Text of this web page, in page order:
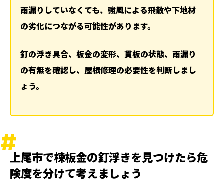
き」「下地状態」「雨漏り」です
1. 釘浮きが一部だけか複数箇所にあるか
3. 貫板が傷んでいないか
4. 雨漏りや室内症状が出ていないか
釘の打ち直しで済むケースと棟板金交換が必要な
釘の打ち直しやビス固定で対応できるケース
棟板金交換が必要になるケース
棟板金の釘浮きを放置すると起こりやすいリスク
雨漏りしていなくても、強風による飛散や下地材
の劣化につながる可能性があります。
釘の浮き具合、板金の変形、貫板の状態、雨漏り
の有無を確認し、屋根修理の必要性を判断しまし
ょう。
上尾市で棟板金の釘浮きを見つけたら危
険度を分けて考えましょう